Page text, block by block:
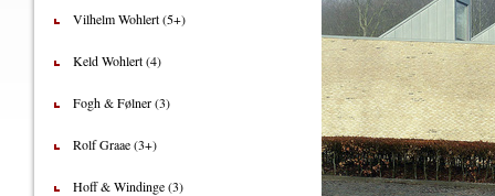
Vilhelm Wohlert (5+)
Keld Wohlert (4)
Fogh & Følner (3)
Rolf Graae (3+)
Hoff & Windinge (3)